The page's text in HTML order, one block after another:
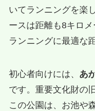
いてランニングを楽
ースは距離も8キロ
ランニングに最適な
初心者向けには、 あ
です。重要文化財の
この公園は、お池や